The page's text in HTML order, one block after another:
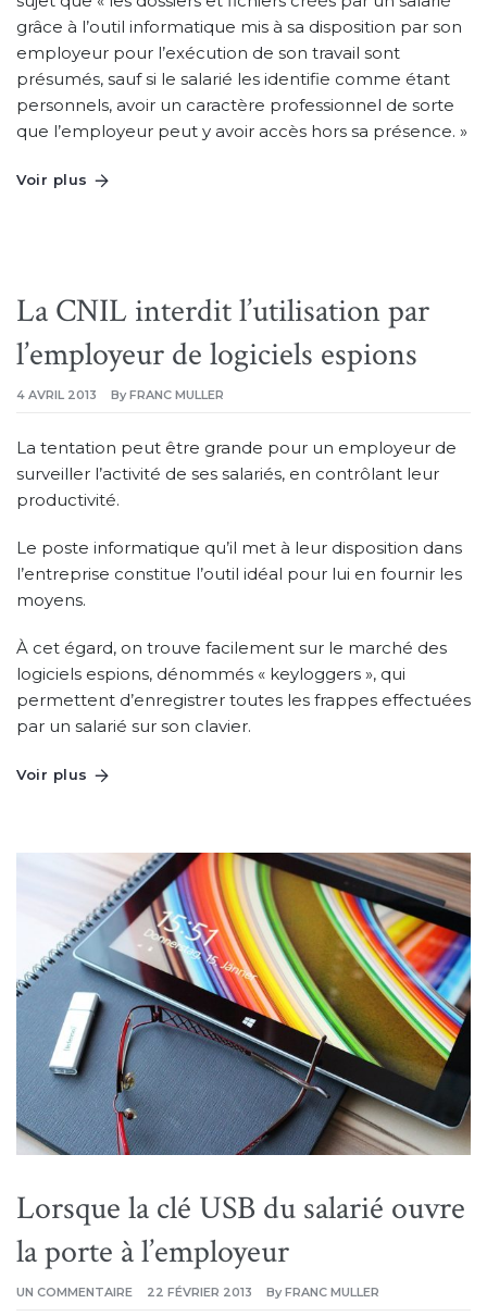
grâce à l’outil informatique mis à sa disposition par son
employeur pour l’exécution de son travail sont
présumés, sauf si le salarié les identifie comme étant
personnels, avoir un caractère professionnel de sorte
que l’employeur peut y avoir accès hors sa présence. »
Voir plus
La CNIL interdit l’utilisation par
l’employeur de logiciels espions
4 AVRIL 2013 By FRANC MULLER
La tentation peut être grande pour un employeur de
surveiller l’activité de ses salariés, en contrôlant leur
productivité.
Le poste informatique qu’il met à leur disposition dans
l’entreprise constitue l’outil idéal pour lui en fournir les
moyens.
À cet égard, on trouve facilement sur le marché des
logiciels espions, dénommés « keyloggers », qui
permettent d’enregistrer toutes les frappes effectuées
par un salarié sur son clavier.
Voir plus
Lorsque la clé USB du salarié ouvre
la porte à l’employeur
UN COMMENTAIRE
SUR
22 FÉVRIER 2013 By FRANC MULLER